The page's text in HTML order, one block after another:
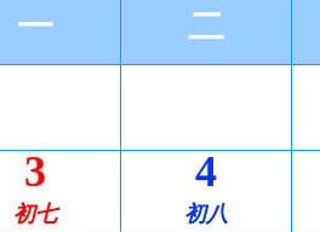
一 二
3
初七
4
初八